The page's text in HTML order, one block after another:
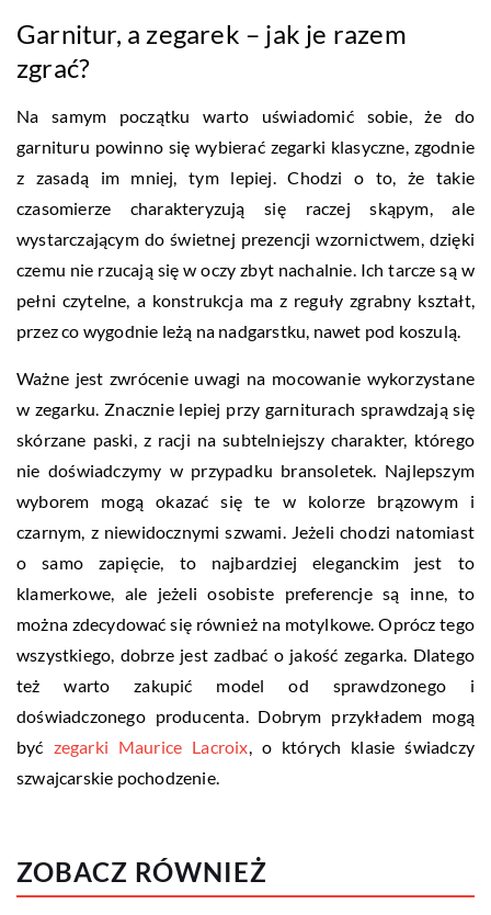
Garnitur, a zegarek – jak je razem
zgrać?
Na samym początku warto uświadomić sobie, że do
garnituru powinno się wybierać zegarki klasyczne, zgodnie
z zasadą im mniej, tym lepiej. Chodzi o to, że takie
czasomierze charakteryzują się raczej skąpym, ale
wystarczającym do świetnej prezencji wzornictwem, dzięki
czemu nie rzucają się w oczy zbyt nachalnie. Ich tarcze są w
pełni czytelne, a konstrukcja ma z reguły zgrabny kształt,
przez co wygodnie leżą na nadgarstku, nawet pod koszulą.
Ważne jest zwrócenie uwagi na mocowanie wykorzystane
w zegarku. Znacznie lepiej przy garniturach sprawdzają się
skórzane paski, z racji na subtelniejszy charakter, którego
nie doświadczymy w przypadku bransoletek. Najlepszym
wyborem mogą okazać się te w kolorze brązowym i
czarnym, z niewidocznymi szwami. Jeżeli chodzi natomiast
o samo zapięcie, to najbardziej eleganckim jest to
klamerkowe, ale jeżeli osobiste preferencje są inne, to
można zdecydować się również na motylkowe. Oprócz tego
wszystkiego, dobrze jest zadbać o jakość zegarka. Dlatego
też warto zakupić model od sprawdzonego i
doświadczonego producenta. Dobrym przykładem mogą
być zegarki Maurice Lacroix, o których klasie świadczy
szwajcarskie pochodzenie.
ZOBACZ RÓWNIEŻ